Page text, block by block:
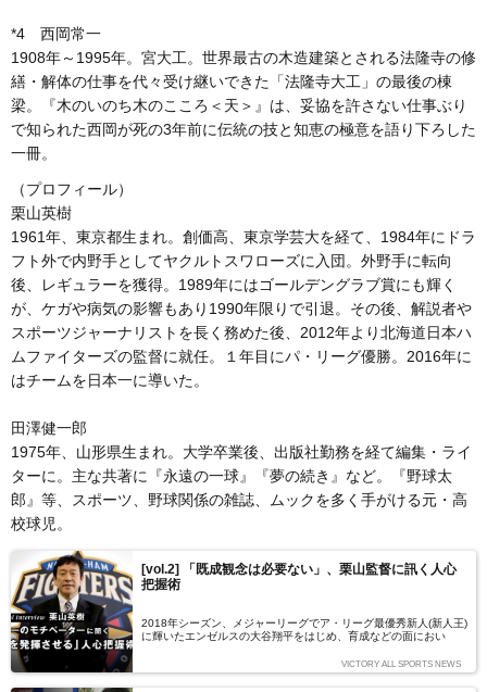
*4 西岡常一
1908年～1995年。宮大工。世界最古の木造建築とされる法隆寺の修
繕・解体の仕事を代々受け継いできた「法隆寺大工」の最後の棟
梁。『木のいのち木のこころ＜天＞』は、妥協を許さない仕事ぶり
で知られた西岡が死の3年前に伝統の技と知恵の極意を語り下ろした
一冊。
（プロフィール）
栗山英樹
1961年、東京都生まれ。創価高、東京学芸大を経て、1984年にドラ
フト外で内野手としてヤクルトスワローズに入団。外野手に転向
後、レギュラーを獲得。1989年にはゴールデングラブ賞にも輝く
が、ケガや病気の影響もあり1990年限りで引退。その後、解説者や
スポーツジャーナリストを長く務めた後、2012年より北海道日本ハ
ムファイターズの監督に就任。１年目にパ・リーグ優勝。2016年に
はチームを日本一に導いた。
田澤健一郎
1975年、山形県生まれ。大学卒業後、出版社勤務を経て編集・ライ
ターに。主な共著に『永遠の一球』『夢の続き』など。『野球太
郎』等、スポーツ、野球関係の雑誌、ムックを多く手がける元・高
校球児。
[vol.2] 「既成観念は必要ない」、栗山監督に訊く人心
把握術
2018年シーズン、メジャーリーグでア・リーグ最優秀新人(新人王)
に輝いたエンゼルスの大谷翔平をはじめ、育成などの面におい
育成システムにも定評がある同球団だが、具体的にどのような接し
方、方法で選手と向き合い、起用をしているのか。そのことは、ま
VICTORY ALL SPORTS NEWS